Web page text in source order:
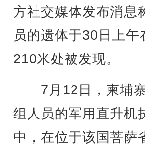
方社交媒体发布消息
员的遗体于30日上
210米处被发现。
7月12日，柬埔寨
组人员的军用直升机
中，在位于该国菩萨